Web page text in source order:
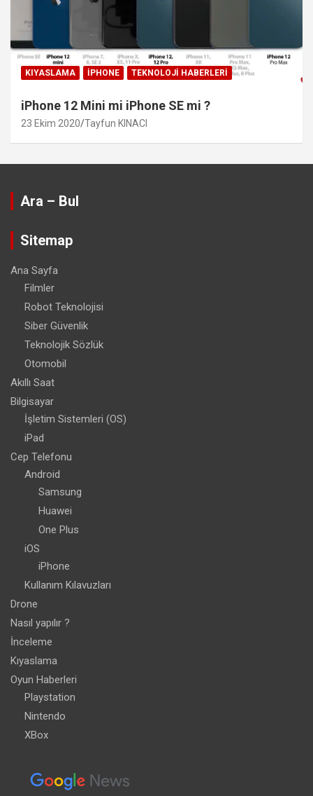
KIYASLAMA IPHONE TEKNOLOJI HABERLERI
iPhone 12 Mini mi iPhone SE mi ?
23 Ekim 2020 Tayfun KINACI
Ara – Bul
Sitemap
Ana Sayfa
Filmler
Robot Teknolojisi
Siber Güvenlik
Teknolojik Sözlük
Otomobil
Akıllı Saat
Bilgisayar
İşletim Sistemleri (OS)
iPad
Cep Telefonu
Android
Samsung
Huawei
One Plus
iOS
iPhone
Kullanım Kılavuzları
Drone
Nasıl yapılır ?
İnceleme
Kıyaslama
Oyun Haberleri
Playstation
Nintendo
XBox